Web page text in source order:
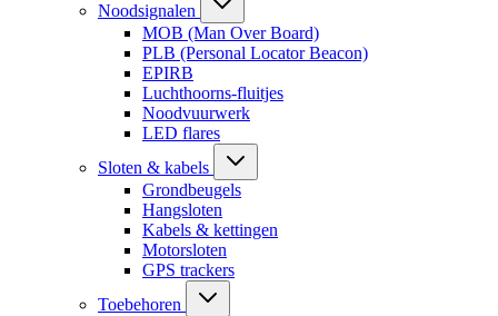
Noodsignalen
MOB (Man Over Board)
PLB (Personal Locator Beacon)
EPIRB
Luchthoorns-fluitjes
Noodvuurwerk
LED flares
Sloten & kabels
Grondbeugels
Hangsloten
Kabels & kettingen
Motorsloten
GPS trackers
Toebehoren